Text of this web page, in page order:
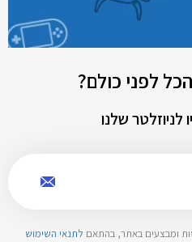
לפני כולם?
לניוזלטר שלנו
ומבצעים באתר, בהתאם לתנאי השימוש